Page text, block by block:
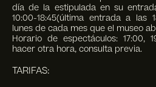
día de la estipulada en su
10:00-18:45(última entrada a las
lunes de cada mes que el museo
Horario de espectáculos: 17:00,
hacer otra hora, consulta previa.
TARIFAS: